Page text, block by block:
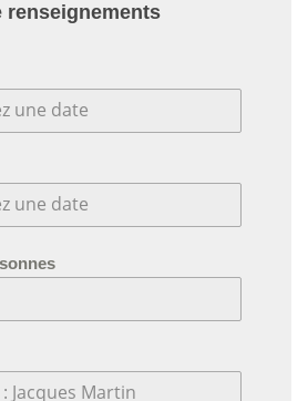
renseignements